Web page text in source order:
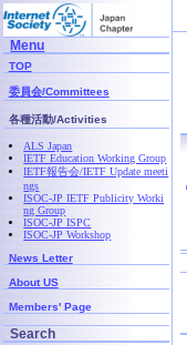
Menu
TOP
委員会/Committees
各種活動/Activities
ALS Japan
IETF Education Working Group
IETF報告会/IETF Update meeti
ngs
ISOC-JP IETF Publicity Worki
ng Group
ISOC-JP ISPC
ISOC-JP Workshop
News Letter
About US
Members' Page
Search